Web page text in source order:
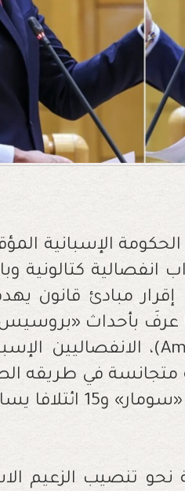
الإسبانية
كتالونية
مبادئ قانون
في كتالونيا 2017، فيما عرفَ
)، الانفصاليين
متجانسة في طريقه
أبرمَ مع حلفائه
تنصيب الزعيم